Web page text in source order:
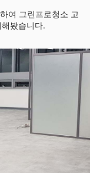
여 그린프로청소 고
봤습니다.